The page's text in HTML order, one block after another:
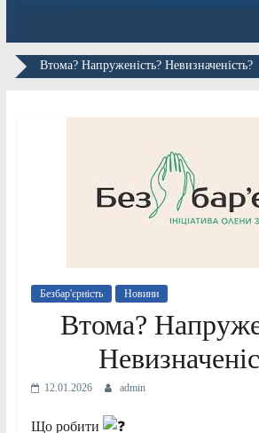
Втома? Напруженість? Невизначеність?
Безбар'єрність Новини
Втома?
12.01.2026 admin
Що робити